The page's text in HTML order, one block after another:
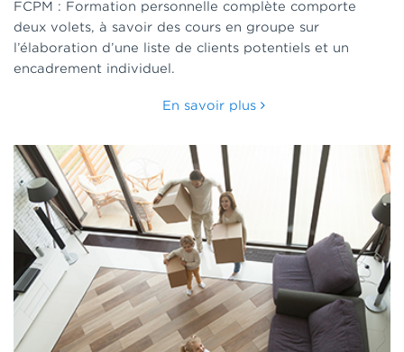
FCPM : Formation personnelle complète comporte
deux volets, à savoir des cours en groupe sur
l’élaboration d’une liste de clients potentiels et un
encadrement individuel.
En savoir plus